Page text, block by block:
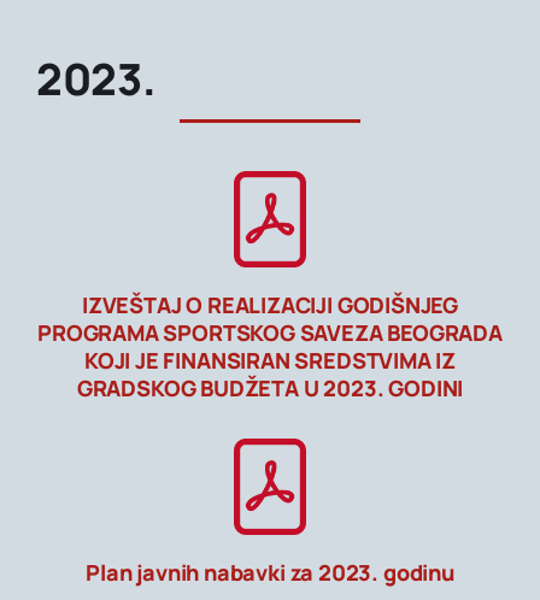
2023.
IZVEŠTAJ O REALIZACIJI GODIŠNJEG
PROGRAMA SPORTSKOG SAVEZA BEOGRADA
KOJI JE FINANSIRAN SREDSTVIMA IZ
GRADSKOG BUDŽETA U 2023. GODINI
Plan javnih nabavki za 2023. godinu